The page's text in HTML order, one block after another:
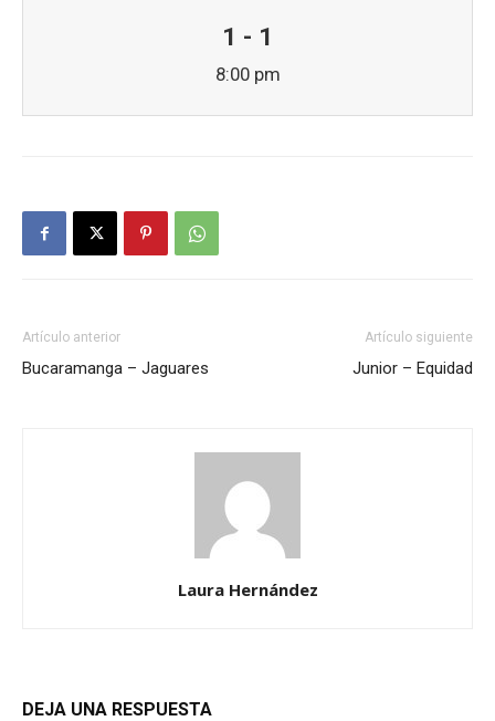
1 - 1
8:00 pm
Artículo anterior
Bucaramanga – Jaguares
Artículo siguiente
Junior – Equidad
Laura Hernández
DEJA UNA RESPUESTA